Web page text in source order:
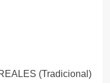
(Tradicional)